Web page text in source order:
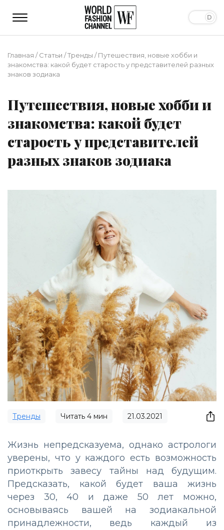
Главная /Статьи /Тренды /Путешествия, новые хобби и
знакомства: какой будет старость у представителей разных
знаков зодиака
Путешествия, новые хобби и
знакомства: какой будет
старость у представителей
разных знаков зодиака
Тренды Читать 4 мин 21.03.2021
Жизнь непредсказуема, однако астрологи
уверены, что у каждого есть возможность
приоткрыть завесу тайны над будущим.
Предсказать, какой будет ваша жизнь
через 30, 40 и даже 50 лет можно,
основываясь вашей на зодиакальной
принадлежности, ведь каждый из